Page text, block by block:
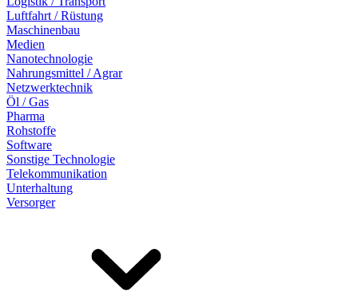
Luftfahrt / Rüstung
Maschinenbau
Medien
Nanotechnologie
Nahrungsmittel / Agrar
Netzwerktechnik
Öl / Gas
Pharma
Rohstoffe
Software
Sonstige Technologie
Telekommunikation
Unterhaltung
Versorger